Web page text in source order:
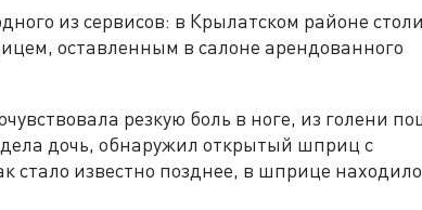
из сервисов: в Крылатском районе
оставленным в салоне арендованного
резкую боль в ноге, из голени
дочь, обнаружил открытый шприц с
стало известно позднее, в шприце